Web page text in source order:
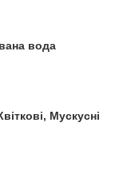
вода
Мускусні